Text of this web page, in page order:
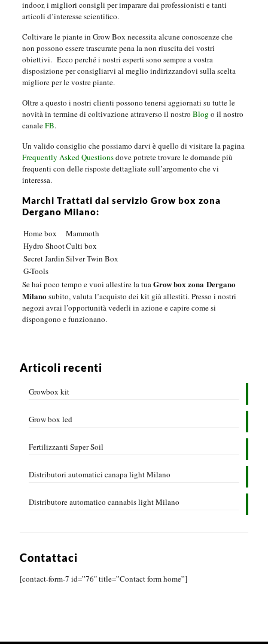
indoor, i migliori consigli per imparare dai professionisti e tanti
articoli d’interesse scientifico.
Coltivare le piante in Grow Box necessita alcune conoscenze che
non possono essere trascurate pena la non riuscita dei vostri
obiettivi. Ecco perché i nostri esperti sono sempre a vostra
disposizione per consigliarvi al meglio indirizzandovi sulla scelta
migliore per le vostre piante.
Oltre a questo i nostri clienti possono tenersi aggiornati su tutte le
novità in termine di coltivazione attraverso il nostro Blog o il nostro
canaleFB.
Un valido consiglio che possiamo darvi è quello di visitare la pagina
Frequently Asked Questionsdove potrete trovare le domande più
frequenti con delle risposte dettagliate sull’argomento che vi
interessa.
Marchi Trattati dal servizio Grow box zona
Dergano Milano:
Home box
Mammoth
Hydro ShootCulti box
Secret JardinSilver Twin Box
G-Tools
Se hai poco tempo e vuoi allestire la tuaGrow box zona Dergano
Milano subito, valuta l’acquisto dei kit già allestiti. Presso i nostri
negozi avrai l’opportunità vederli in azione e capire come si
dispongono e funzionano.
Articoli recenti
Growbox kit
Grow box led
Fertilizzanti Super Soil
Distributori automatici canapa light Milano
Distributore automatico cannabis light Milano
Contattaci
[contact-form-7 id=”76″ title=”Contact form home”]